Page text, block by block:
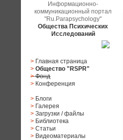
Информационно-
коммуникационный портал
"Ru.Parapsychology"
Общества Психических
Исследований
> Главная страница
> Общество "RSPR"
> Фонд
> Конференция
> Блоги
> Галерея
> Загрузки/файлы
> Библиотека
> Статьи
> Видеоматериалы